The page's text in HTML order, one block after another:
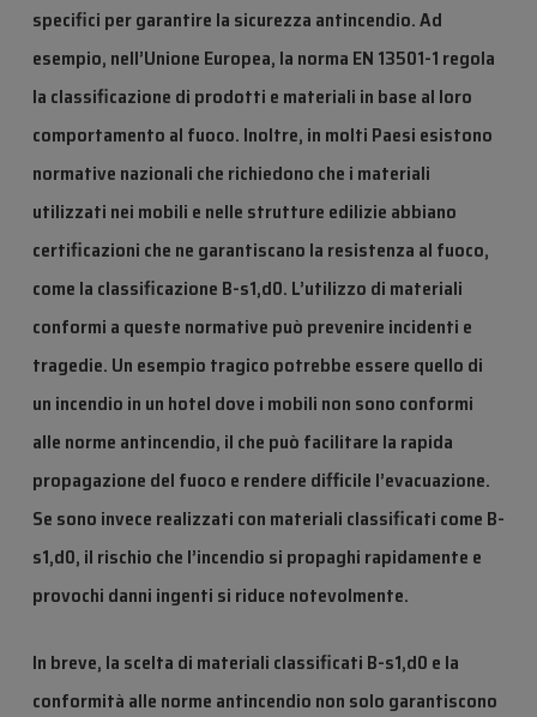
specifici per garantire la sicurezza antincendio. Ad
esempio, nell’Unione Europea, la norma EN 13501-1 regola
la classificazione di prodotti e materiali in base al loro
comportamento al fuoco. Inoltre, in molti Paesi esistono
normative nazionali che richiedono che i materiali
utilizzati nei mobili e nelle strutture edilizie abbiano
certificazioni che ne garantiscano la resistenza al fuoco,
come la classificazione B-s1,d0. L’utilizzo di materiali
conformi a queste normative può prevenire incidenti e
tragedie. Un esempio tragico potrebbe essere quello di
un incendio in un hotel dove i mobili non sono conformi
alle norme antincendio, il che può facilitare la rapida
propagazione del fuoco e rendere difficile l’evacuazione.
Se sono invece realizzati con materiali classificati come B-
s1,d0, il rischio che l’incendio si propaghi rapidamente e
provochi danni ingenti si riduce notevolmente.
In breve, la scelta di materiali classificati B-s1,d0 e la
conformità alle norme antincendio non solo garantiscono